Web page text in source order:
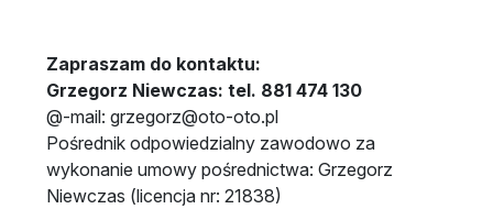
Zapraszam do kontaktu:
Grzegorz Niewczas: tel. 881 474 130
@-mail: grzegorz@oto-oto.pl
Pośrednik odpowiedzialny zawodowo za
wykonanie umowy pośrednictwa: Grzegorz
Niewczas (licencja nr: 21838)